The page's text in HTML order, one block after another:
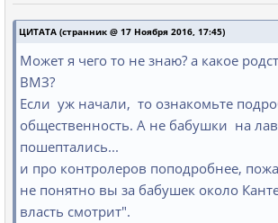
ЦИТАТА (странник @ 17 Ноября 2016, 17:45)
Может я чего то не знаю? а какое
ВМЗ?
Если уж начали, то ознакомьте
общественность. А не бабушки на
пошептались...
и про контролеров поподробнее,
не понятно вы за бабушек около
власть смотрит".